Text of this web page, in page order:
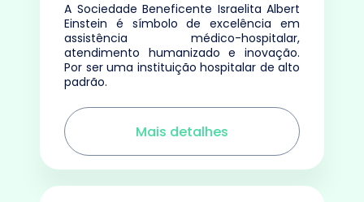
A Sociedade Beneficente Israelita Albert
Einstein é símbolo de excelência em
assistência médico-hospitalar,
atendimento humanizado e inovação.
Por ser uma instituição hospitalar de alto
padrão.
Mais detalhes